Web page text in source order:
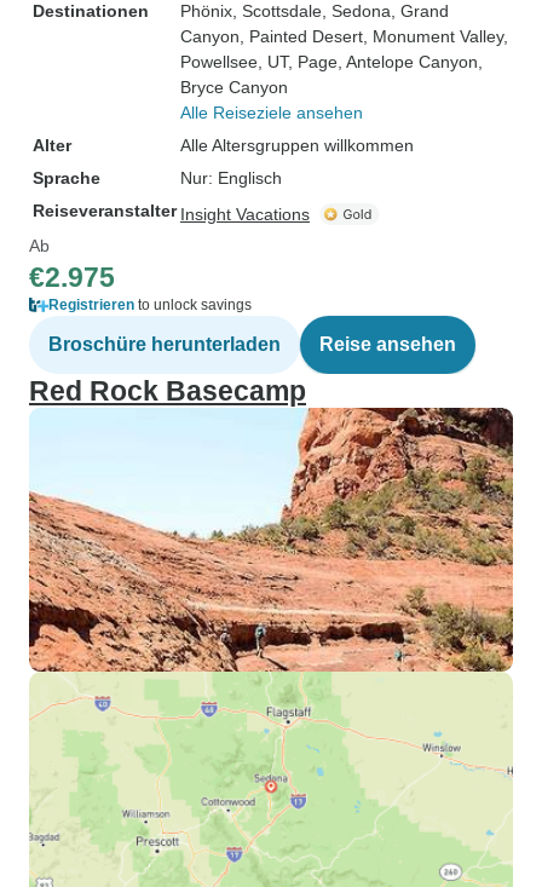
Destinationen
Phönix , Scottsdale , Sedona , Grand
Canyon , Painted Desert , Monument Valley,
Powellsee, UT, Page , Antelope Canyon
Bryce Canyon
Alle Reiseziele ansehen
Alter
Alle Altersgruppen willkommen
Sprache
Nur: Englisch
Reiseveranstalter Insight Vacations
Ab
€2.975
Registrieren to unlock savings
Broschüre herunterladen Reise ansehen
Red Rock Basecamp